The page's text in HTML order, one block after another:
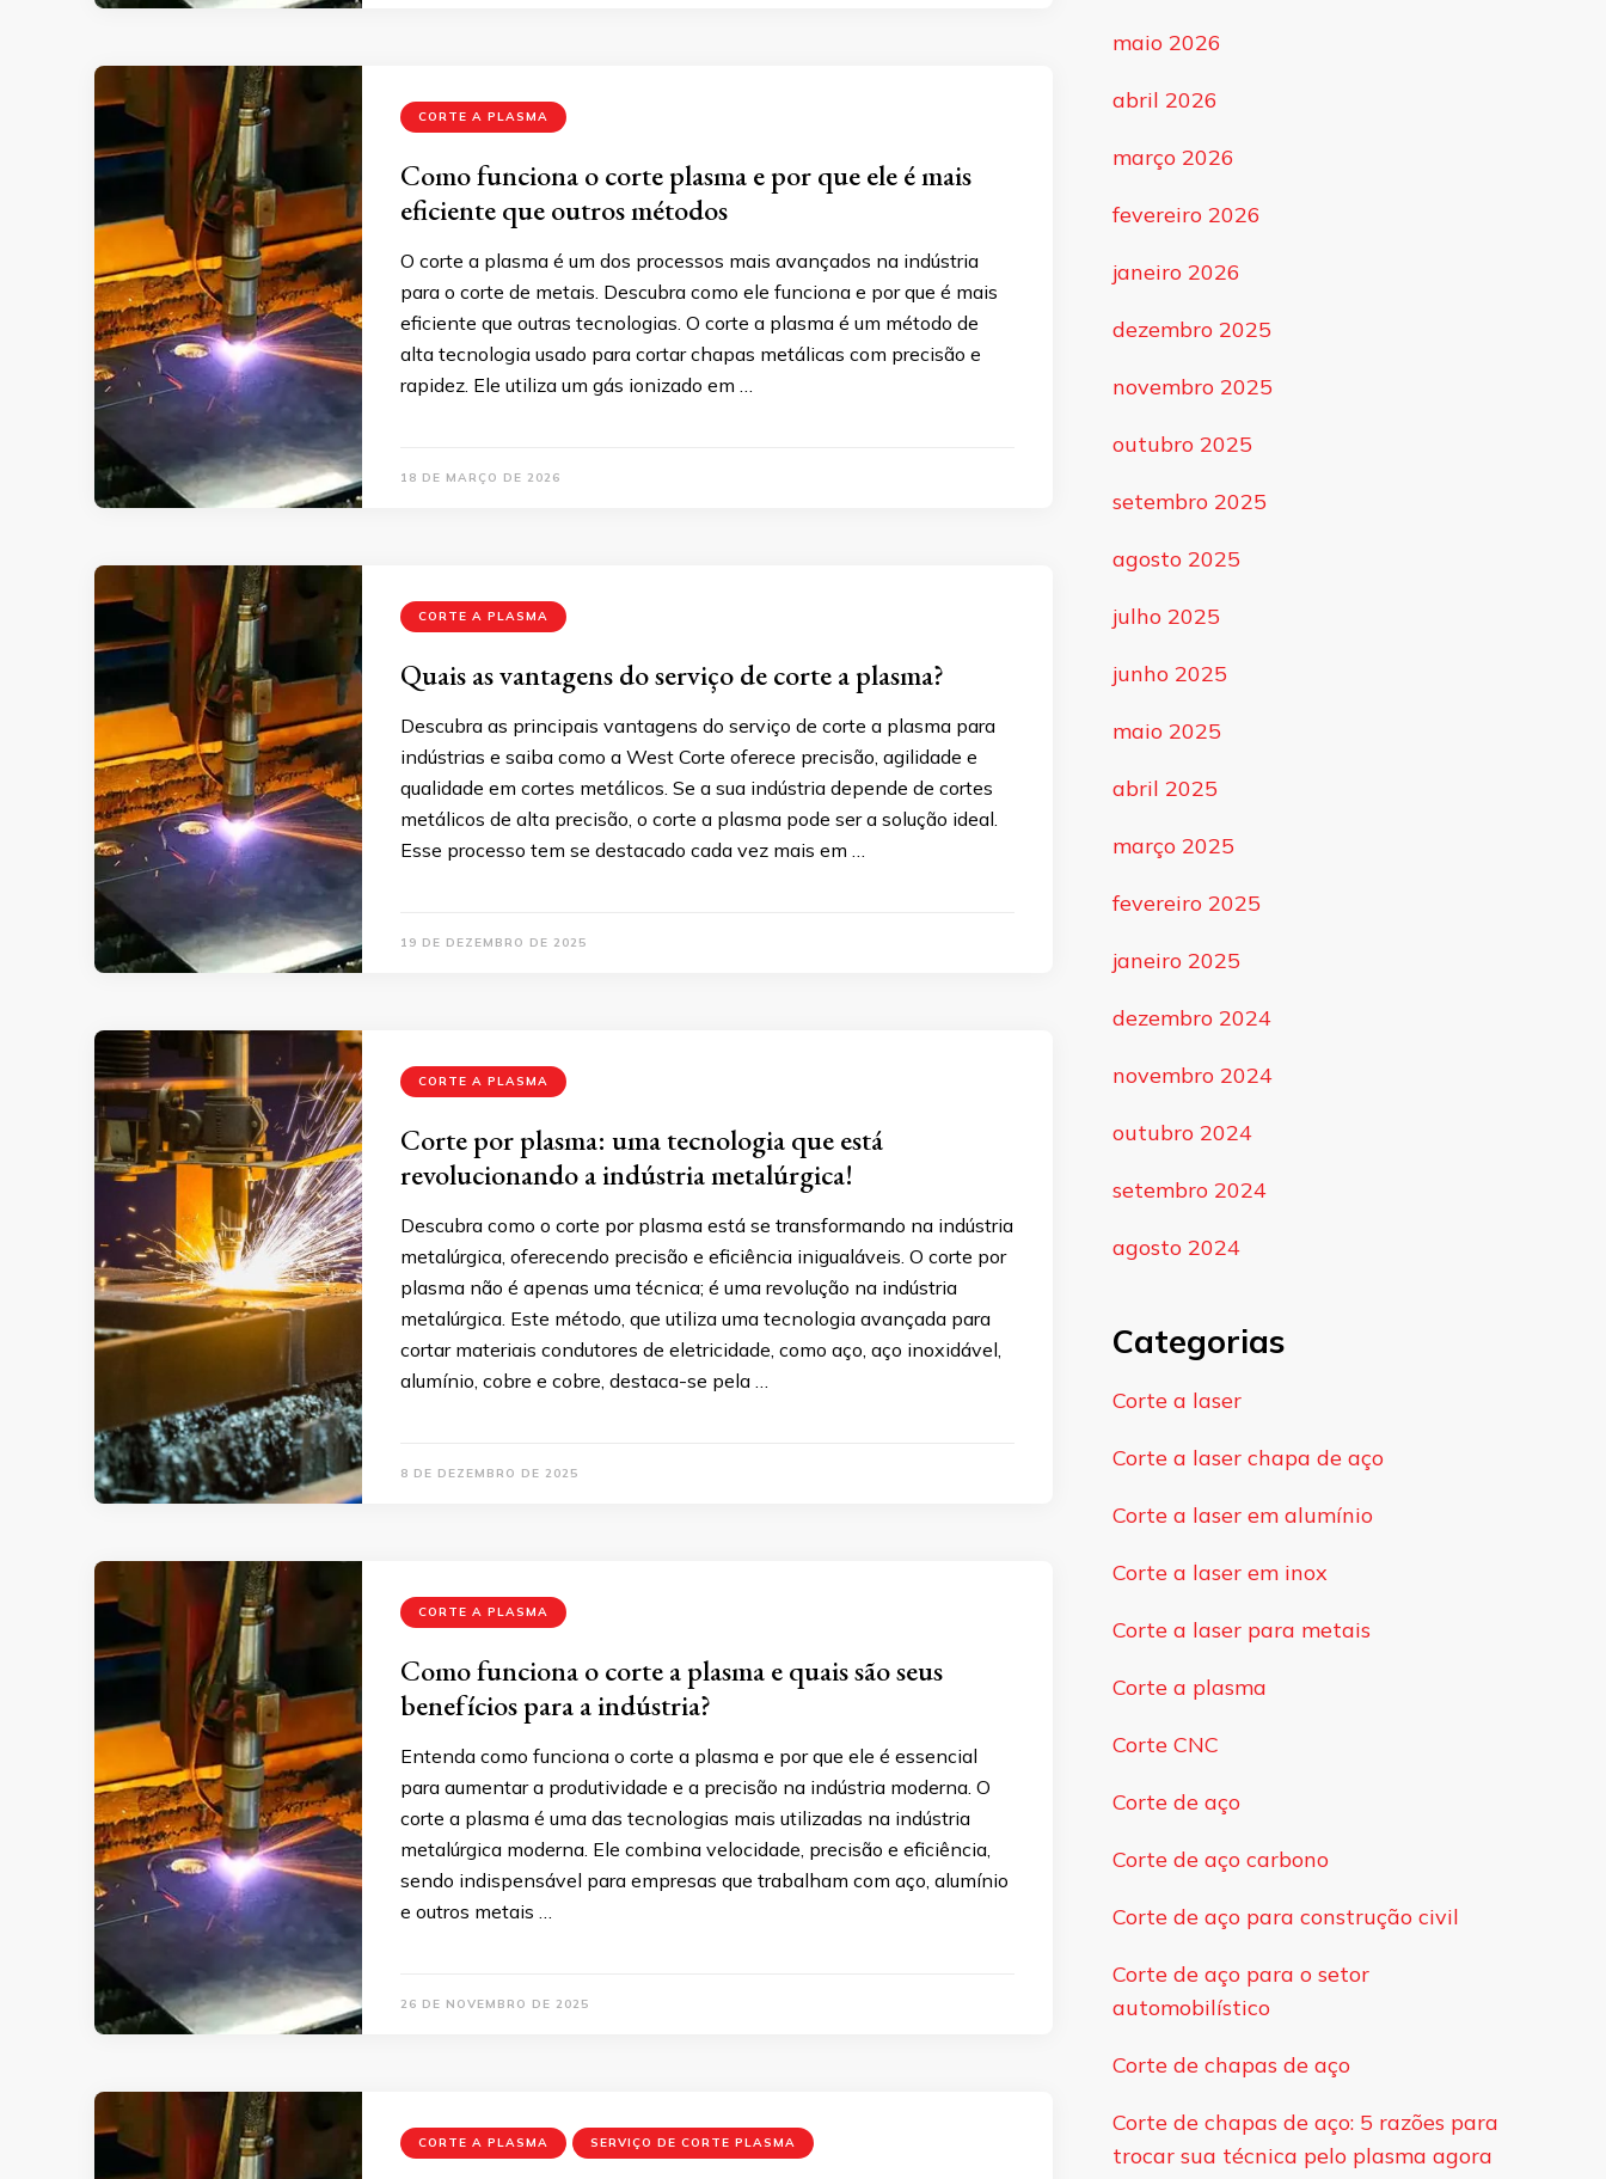
CORTE A PLASMA
Como funciona o corte plasma e por que ele é mais
eficiente que outros métodos
O corte a plasma é um dos processos mais avançados na indústria
para o corte de metais. Descubra como ele funciona e por que é mais
eficiente que outras tecnologias. O corte a plasma é um método de
alta tecnologia usado para cortar chapas metálicas com precisão e
rapidez. Ele utiliza um gás ionizado em …
18 DE MARÇO DE 2026
CORTE A PLASMA
Quais as vantagens do serviço de corte a plasma?
Descubra as principais vantagens do serviço de corte a plasma para
indústrias e saiba como a West Corte oferece precisão, agilidade e
qualidade em cortes metálicos. Se a sua indústria depende de cortes
metálicos de alta precisão, o corte a plasma pode ser a solução ideal.
Esse processo tem se destacado cada vez mais em …
19 DE DEZEMBRO DE 2025
CORTE A PLASMA
Corte por plasma: uma tecnologia que está
revolucionando a indústria metalúrgica!
Descubra como o corte por plasma está se transformando na indústria
metalúrgica, oferecendo precisão e eficiência inigualáveis. O corte por
plasma não é apenas uma técnica; é uma revolução na indústria
metalúrgica. Este método, que utiliza uma tecnologia avançada para
cortar materiais condutores de eletricidade, como aço, aço inoxidável,
alumínio, cobre e cobre, destaca-se pela …
8 DE DEZEMBRO DE 2025
CORTE A PLASMA
Como funciona o corte a plasma e quais são seus
benefícios para a indústria?
Entenda como funciona o corte a plasma e por que ele é essencial
para aumentar a produtividade e a precisão na indústria moderna. O
corte a plasma é uma das tecnologias mais utilizadas na indústria
metalúrgica moderna. Ele combina velocidade, precisão e eficiência,
sendo indispensável para empresas que trabalham com aço, alumínio
e outros metais …
26 DE NOVEMBRO DE 2025
CORTE A PLASMA SERVIÇO DE CORTE PLASMA
maio 2026
abril 2026
março 2026
fevereiro 2026
janeiro 2026
dezembro 2025
novembro 2025
outubro 2025
setembro 2025
agosto 2025
julho 2025
junho 2025
maio 2025
abril 2025
março 2025
fevereiro 2025
janeiro 2025
dezembro 2024
novembro 2024
outubro 2024
setembro 2024
agosto 2024
Categorias
Corte a laser
Corte a laser chapa de aço
Corte a laser em alumínio
Corte a laser em inox
Corte a laser para metais
Corte a plasma
Corte CNC
Corte de aço
Corte de aço carbono
Corte de aço para construção civil
Corte de aço para o setor
automobilístico
Corte de chapas de aço
Corte de chapas de aço: 5 razões para
trocar sua técnica pelo plasma agora